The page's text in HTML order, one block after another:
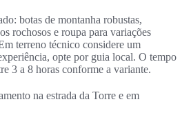
botas de montanha robustas,
rochosos e roupa para variações
terreno técnico considere um
opte por guia local. O tempo
3 a 8 horas conforme a variante.
na estrada da Torre e em